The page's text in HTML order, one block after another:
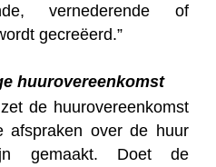
vernederende of
gecreëerd.”
huurovereenkomst
de huurovereenkomst
afspraken over de huur
gemaakt. Doet de